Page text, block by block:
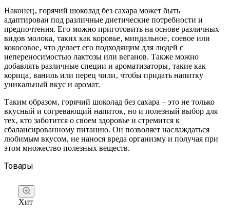
Наконец‚ горячий шоколад без сахара может быть
адаптирован под различные диетические потребности и
предпочтения. Его можно приготовить на основе различных
видов молока‚ таких как коровье‚ миндальное‚ соевое или
кокосовое‚ что делает его подходящим для людей с
непереносимостью лактозы или веганов. Также можно
добавлять различные специи и ароматизаторы‚ такие как
корица‚ ваниль или перец чили‚ чтобы придать напитку
уникальный вкус и аромат.
Таким образом‚ горячий шоколад без сахара – это не только
вкусный и согревающий напиток‚ но и полезный выбор для
тех‚ кто заботится о своем здоровье и стремится к
сбалансированному питанию. Он позволяет наслаждаться
любимым вкусом‚ не нанося вреда организму и получая при
этом множество полезных веществ.
Товары
Хит